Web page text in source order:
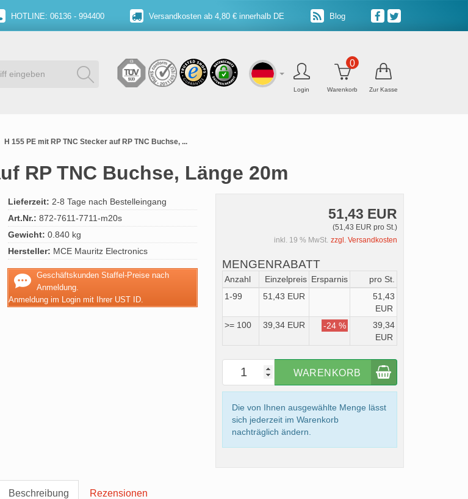
HOTLINE: 06136 - 994400 Versandkosten ab 4,80 € innerhalb DE Blog
Login Warenkorb
0
Zur Kasse
H 155 PE mit RP TNC Stecker auf RP TNC Buchse, ...
RP TNC Buchse, Länge 20m
Lieferzeit: 2-8 Tage nach Bestelleingang
Art.Nr.: 872-7611-7711-m20s
Gewicht: 0.840 kg
Hersteller: MCE Mauritz Electronics
Geschäftskunden Staffel-Preise nach
Anmeldung.
Anmeldung im Login mit Ihrer UST ID.
51,43 EUR
(51,43 EUR pro St.)
inkl. 19 % MwSt. zzgl. Versandkosten
MENGENRABATT
Anzahl Einzelpreis Ersparnis
pro St.
1-99
51,43 EUR
51,43
EUR
>= 100
39,34 EUR -24 %
39,34
EUR
WARENKORB
Die von Ihnen ausgewählte Menge lässt
sich jederzeit im Warenkorb
nachträglich ändern.
Beschreibung Rezensionen